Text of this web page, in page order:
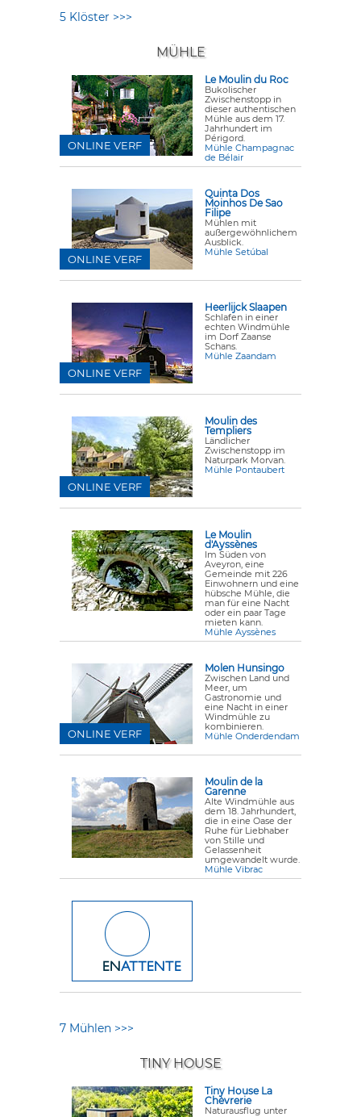
5 Klöster >>>
MÜHLE
Le Moulin du Roc
Bukolischer
Zwischenstopp in
dieser authentischen
Mühle aus dem 17.
Jahrhundert im
Périgord.
Mühle Champagnac
de Bélair
ONLINE VERF
Quinta Dos
Moinhos De Sao
Filipe
Mühlen mit
außergewöhnlichem
Ausblick.
Mühle Setúbal
ONLINE VERF
Heerlijck Slaapen
Schlafen in einer
echten Windmühle
im Dorf Zaanse
Schans.
Mühle Zaandam
ONLINE VERF
Moulin des
Templiers
Ländlicher
Zwischenstopp im
Naturpark Morvan.
Mühle Pontaubert
ONLINE VERF
Le Moulin
d'Ayssènes
Im Süden von
Aveyron, eine
Gemeinde mit 226
Einwohnern und eine
hübsche Mühle, die
man für eine Nacht
oder ein paar Tage
mieten kann.
Mühle Ayssènes
Molen Hunsingo
Zwischen Land und
Meer, um
Gastronomie und
eine Nacht in einer
Windmühle zu
kombinieren.
Mühle Onderdendam
ONLINE VERF
Moulin de la
Garenne
Alte Windmühle aus
dem 18. Jahrhundert,
die in eine Oase der
Ruhe für Liebhaber
von Stille und
Gelassenheit
umgewandelt wurde.
Mühle Vibrac
7 Mühlen >>>
TINY HOUSE
Tiny House La
Chèvrerie
Naturausflug unter